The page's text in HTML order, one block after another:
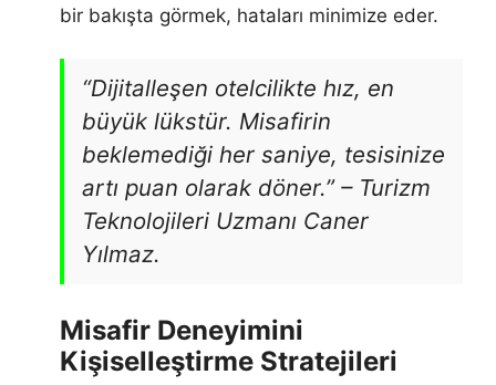
bir bakışta görmek, hataları minimize eder.
“Dijitalleşen otelcilikte hız, en
büyük lükstür. Misafirin
beklemediği her saniye, tesisinize
artı puan olarak döner.” – Turizm
Teknolojileri Uzmanı Caner
Yılmaz.
Misafir Deneyimini
Kişiselleştirme Stratejileri